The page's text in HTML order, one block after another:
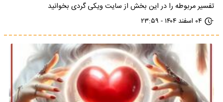
تفسیر مربوطه را در این بخش از سایت ویکی گردی بخوانید
۰۴ اسفند ۱۴۰۴ - ۲۳:۵۹